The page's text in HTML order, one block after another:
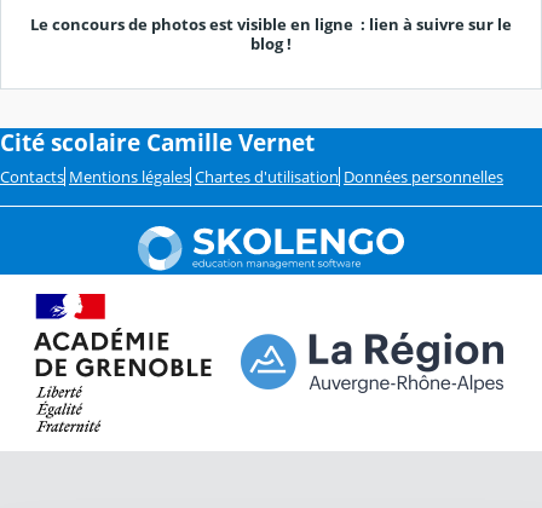
Le concours de photos est visible en ligne : lien à suivre sur le
blog !
Cité scolaire Camille Vernet
Contacts Mentions légales Chartes d'utilisation Données personnelles